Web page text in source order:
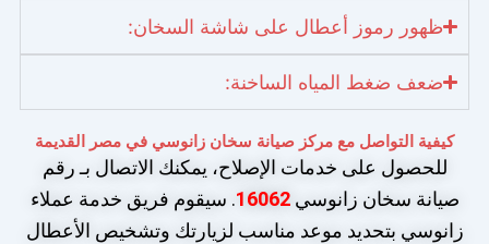
ظهور رموز أعطال على شاشة السخان:
ضعف ضغط المياه الساخنة:
كيفية التواصل مع مركز صيانة سخان زانوسي في مصر القديمة
للحصول على خدمات الإصلاح، يمكنك الاتصال بـ رقم
صيانة سخان زانوسي16062. سيقوم فريق خدمة عملاء
زانوسي بتحديد موعد مناسب لزيارتك وتشخيص الأعطال